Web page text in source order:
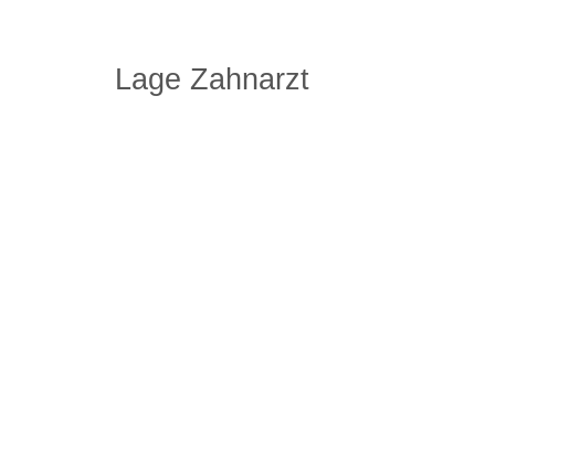
Lage Zahnarzt